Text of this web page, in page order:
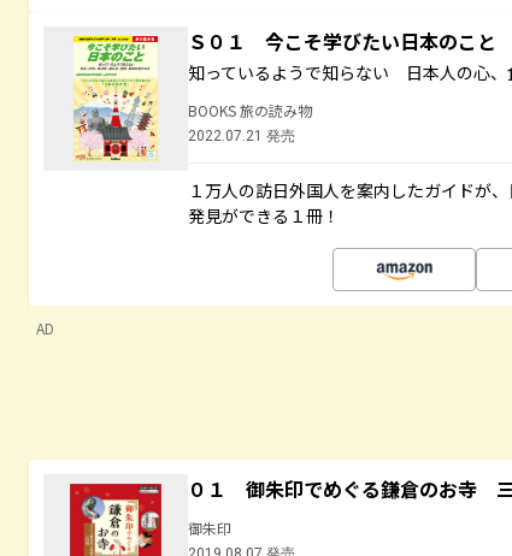
Ｓ０１ 今こそ学びたい日本のこと
知っているようで知らない 日本人の心
BOOKS 旅の読み物
2022.07.21 発売
１万人の訪日外国人を案内したガイドが
発見ができる１冊！
AD
０１ 御朱印でめぐる鎌倉のお寺
御朱印